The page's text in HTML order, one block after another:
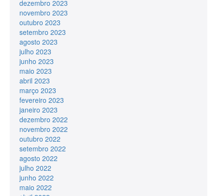
dezembro 2023
novembro 2023
outubro 2023
setembro 2023
agosto 2023
julho 2023
junho 2023
maio 2023
abril 2023
março 2023
fevereiro 2023
janeiro 2023
dezembro 2022
novembro 2022
outubro 2022
setembro 2022
agosto 2022
julho 2022
junho 2022
maio 2022